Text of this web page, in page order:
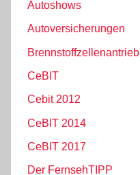
Autoshows
Autoversicherungen
Brennstoffzellenantrieb
CeBIT
Cebit 2012
CeBIT 2014
CeBIT 2017
Der FernsehTIPP